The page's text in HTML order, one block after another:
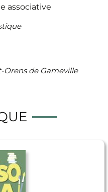
associative
Orens de Gameville